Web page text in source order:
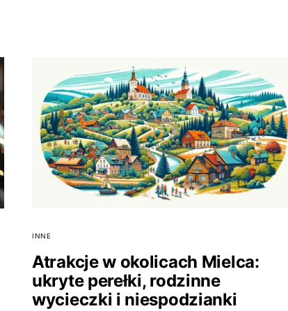
INNE
Atrakcje w okolicach Mielca:
ukryte perełki, rodzinne
wycieczki i niespodzianki